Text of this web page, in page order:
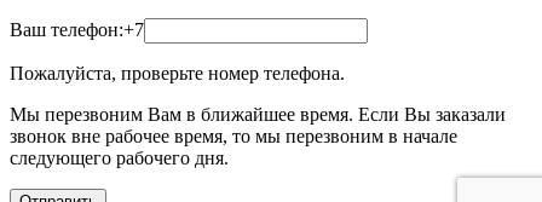
Ваш телефон:+7
Пожалуйста, проверьте номер телефона.
Мы перезвоним Вам в ближайшее время. Если Вы заказали
звонок вне рабочее время, то мы перезвоним в начале
следующего рабочего дня.